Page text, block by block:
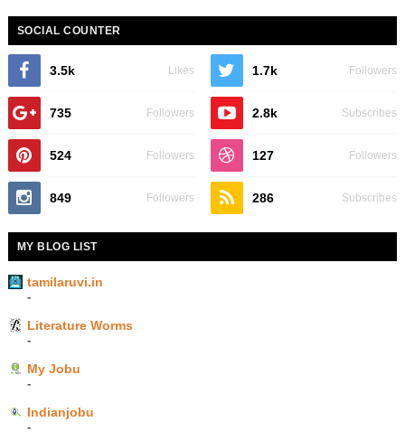
SOCIAL COUNTER
3.5k Likes 1.7k Followers
735 Followers 2.8k Subscribes
524 Followers 127 Followers
849 Followers 286 Subscribes
MY BLOG LIST
tamilaruvi.in
-
Literature Worms
-
My Jobu
-
Indianjobu
-